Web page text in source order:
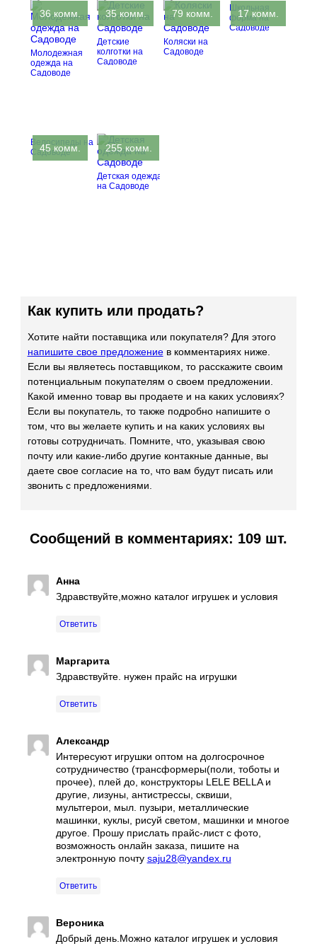
36 комм.
Молодежная
одежда на
Садоводе
35 комм.
Детские
колготки на
Садоводе
79 комм.
Коляски на
Садоводе
17 комм.
Школьная
форма на
Садоводе
45 комм.
Велосипеды на
Садоводе
255 комм.
Детская одежда
на Садоводе
Как купить или продать?
Хотите найти поставщика или покупателя? Для этого
напишите свое предложениев комментариях ниже.
Если вы являетесь поставщиком, то расскажите своим
потенциальным покупателям о своем предложении.
Какой именно товар вы продаете и на каких условиях?
Если вы покупатель, то также подробно напишите о
том, что вы желаете купить и на каких условиях вы
готовы сотрудничать. Помните, что, указывая свою
почту или какие-либо другие контакные данные, вы
даете свое согласие на то, что вам будут писать или
звонить с предложениями.
Сообщений в комментариях: 109 шт.
Анна
Здравствуйте,можно каталог игрушек и условия
Ответить
Маргарита
Здравствуйте. нужен прайс на игрушки
Ответить
Александр
Интересуют игрушки оптом на долгосрочное
сотрудничество (трансформеры(поли, тоботы и
прочее), плей до, конструкторы LELE BELLA и
другие, лизуны, антистрессы, сквиши,
мультгерои, мыл. пузыри, металлические
машинки, куклы, рисуй светом, машинки и многое
другое. Прошу прислать прайс-лист с фото,
возможность онлайн заказа, пишите на
электронную почту saju28@yandex.ru
Ответить
Вероника
Добрый день.Можно каталог игрушек и условия